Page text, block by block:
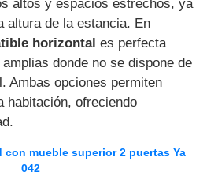
altos y espacios estrechos, ya
altura de la estancia. En
horizontal es perfecta
donde no se dispone de
Ambas opciones permiten
habitación, ofreciendo